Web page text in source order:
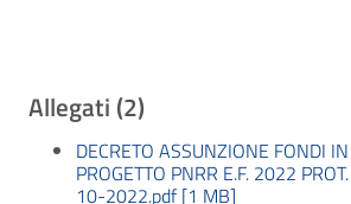
Allegati (2)
DECRETO ASSUNZIONE FONDI
PROGETTO PNRR E.F. 2022
10-2022.pdf [1 MB]